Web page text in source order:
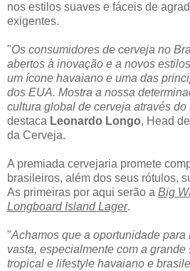
nos estilos suaves e fáceis de
exigentes.
"Os consumidores de cerveja no
abertos à inovação e a novos
um ícone havaiano e uma das
dos EUA. Mostra a nossa
cultura global de cerveja através
destaca Leonardo Longo, Head
da Cerveja.
A premiada cervejaria promete
brasileiros, além dos seus rótulos,
As primeiras por aqui serão a Big
Longboard Island Lager.
"Achamos que a oportunidade
vasta, especialmente com a
tropical e lifestyle havaiano e